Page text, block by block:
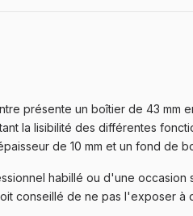
présente un boîtier de 43 mm
la lisibilité des différentes
de 10 mm et un fond de
habillé ou d'une occasion
conseillé de ne pas l'exposer à